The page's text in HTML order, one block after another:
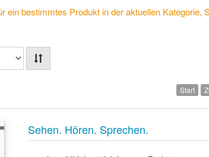
ein bestimmtes Produkt in der aktuellen Kategorie,
Start
Sehen. Hören. Sprechen.